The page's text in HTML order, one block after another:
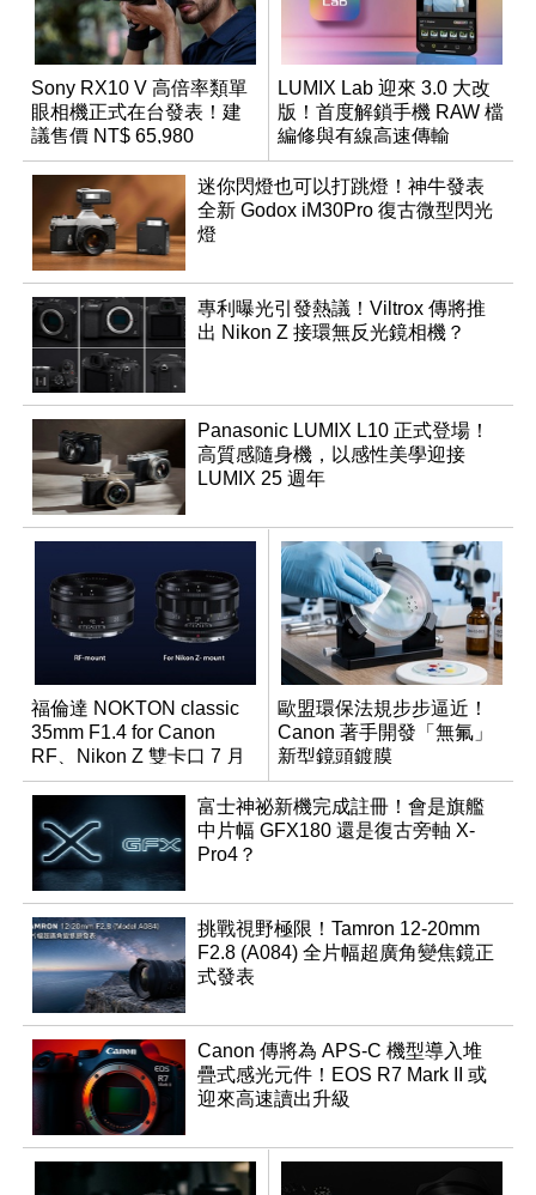
Sony RX10 V 高倍率類單
眼相機正式在台發表！建
議售價 NT$ 65,980
LUMIX Lab 迎來 3.0 大改
版！首度解鎖手機 RAW 檔
編修與有線高速傳輸
迷你閃燈也可以打跳燈！神牛發表
全新 Godox iM30Pro 復古微型閃光
燈
專利曝光引發熱議！Viltrox 傳將推
出 Nikon Z 接環無反光鏡相機？
Panasonic LUMIX L10 正式登場！
高質感隨身機，以感性美學迎接
LUMIX 25 週年
福倫達 NOKTON classic
35mm F1.4 for Canon
RF、Nikon Z 雙卡口 7 月
同步登台
歐盟環保法規步步逼近！
Canon 著手開發「無氟」
新型鏡頭鍍膜
富士神祕新機完成註冊！會是旗艦
中片幅 GFX180 還是復古旁軸 X-
Pro4？
挑戰視野極限！Tamron 12-20mm
F2.8 (A084) 全片幅超廣角變焦鏡正
式發表
Canon 傳將為 APS-C 機型導入堆
疊式感光元件！EOS R7 Mark II 或
迎來高速讀出升級